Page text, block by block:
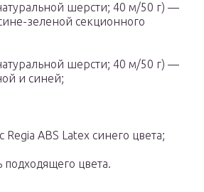
шерсти; 40 м/50 г) —
зеленой секционного
шерсти; 40 м/50 г) —
и синей;
Regia ABS Latex синего цвета;
подходящего цвета.